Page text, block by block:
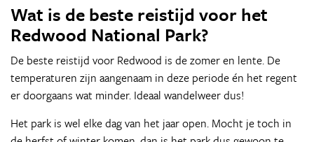
Wat is de beste reistijd voor het
Redwood National Park?
De beste reistijd voor Redwood is de zomer en lente. De
temperaturen zijn aangenaam in deze periode én het regent
er doorgaans wat minder. Ideaal wandelweer dus!
Het park is wel elke dag van het jaar open. Mocht je toch in